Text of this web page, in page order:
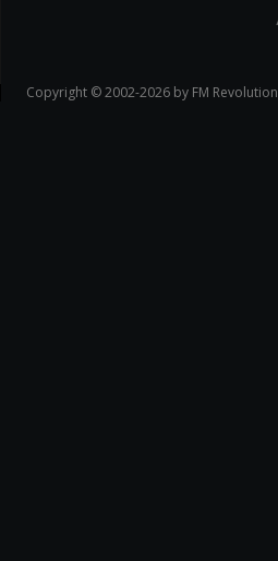
Copyright © 2002-2026 by FM Revolution